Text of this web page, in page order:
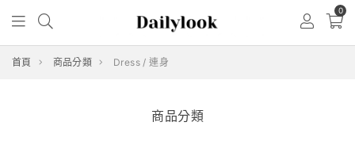
0
首頁 商品分類 Dress / 連身
商品分類